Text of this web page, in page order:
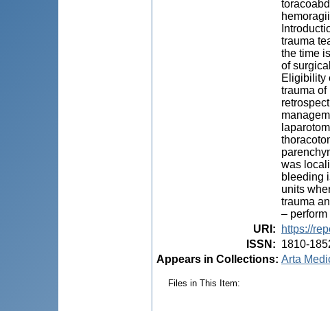
trauma
the time
of
Eligibility
trauma of
was
bleeding
units
trauma
– perform
URI :
https://
ISSN : 1810-
Appears in Collections: Arta
Files in This Item: